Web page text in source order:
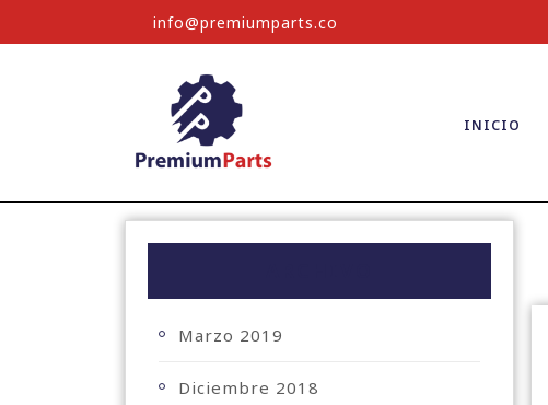
info@premiumparts.co
INICIO
Marzo 2019
Diciembre 2018